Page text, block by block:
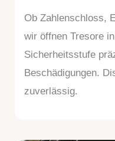
Ob Zahlenschloss,
wir öffnen Tresore
Sicherheitsstufe
Beschädigungen.
zuverlässig.